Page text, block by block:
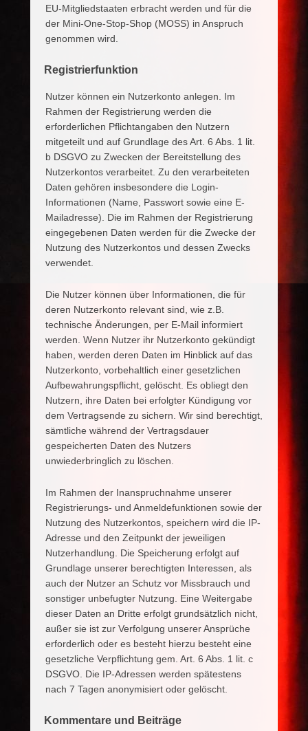
EU-Mitgliedstaaten erbracht werden und für die
der Mini-One-Stop-Shop (MOSS) in Anspruch
genommen wird.
Registrierfunktion
Nutzer können ein Nutzerkonto anlegen. Im
Rahmen der Registrierung werden die
erforderlichen Pflichtangaben den Nutzern
mitgeteilt und auf Grundlage des Art. 6 Abs. 1 lit.
b DSGVO zu Zwecken der Bereitstellung des
Nutzerkontos verarbeitet. Zu den verarbeiteten
Daten gehören insbesondere die Login-
Informationen (Name, Passwort sowie eine E-
Mailadresse). Die im Rahmen der Registrierung
eingegebenen Daten werden für die Zwecke der
Nutzung des Nutzerkontos und dessen Zwecks
verwendet.
Die Nutzer können über Informationen, die für
deren Nutzerkonto relevant sind, wie z.B.
technische Änderungen, per E-Mail informiert
werden. Wenn Nutzer ihr Nutzerkonto gekündigt
haben, werden deren Daten im Hinblick auf das
Nutzerkonto, vorbehaltlich einer gesetzlichen
Aufbewahrungspflicht, gelöscht. Es obliegt den
Nutzern, ihre Daten bei erfolgter Kündigung vor
dem Vertragsende zu sichern. Wir sind berechtigt,
sämtliche während der Vertragsdauer
gespeicherten Daten des Nutzers
unwiederbringlich zu löschen.
Im Rahmen der Inanspruchnahme unserer
Registrierungs- und Anmeldefunktionen sowie der
Nutzung des Nutzerkontos, speichern wird die IP-
Adresse und den Zeitpunkt der jeweiligen
Nutzerhandlung. Die Speicherung erfolgt auf
Grundlage unserer berechtigten Interessen, als
auch der Nutzer an Schutz vor Missbrauch und
sonstiger unbefugter Nutzung. Eine Weitergabe
dieser Daten an Dritte erfolgt grundsätzlich nicht,
außer sie ist zur Verfolgung unserer Ansprüche
erforderlich oder es besteht hierzu besteht eine
gesetzliche Verpflichtung gem. Art. 6 Abs. 1 lit. c
DSGVO. Die IP-Adressen werden spätestens
nach 7 Tagen anonymisiert oder gelöscht.
Kommentare und Beiträge